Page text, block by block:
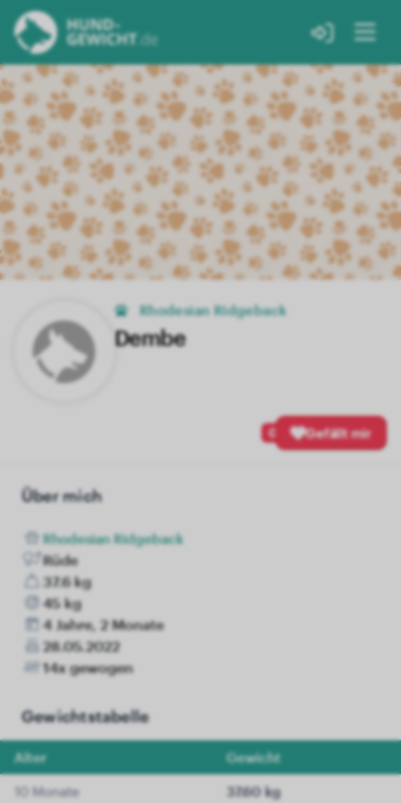
Rhodesian Ridgeback
Dembe
0 Gefällt mir
Über mich
Rhodesian Ridgeback
Rüde
37.6 kg
45 kg
4 Jahre, 2 Monate
28.05.2022
14x gewogen
Gewichtstabelle
Alter Gewicht
10 Monate 37.60 kg